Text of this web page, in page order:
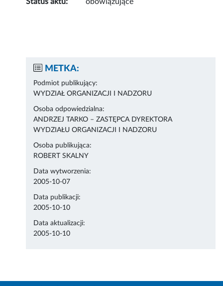
METKA:
Podmiot publikujący:
WYDZIAŁ ORGANIZACJI I NADZORU
Osoba odpowiedzialna:
ANDRZEJ TARKO – ZASTĘPCA DYREKTORA
WYDZIAŁU ORGANIZACJI I NADZORU
Osoba publikująca:
ROBERT SKALNY
Data wytworzenia:
2005-10-07
Data publikacji:
2005-10-10
Data aktualizacji:
2005-10-10